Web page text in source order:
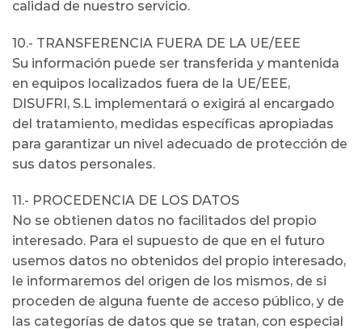
calidad de nuestro servicio.
10.- TRANSFERENCIA FUERA DE LA UE/EEE
Su información puede ser transferida y mantenida
en equipos localizados fuera de la UE/EEE,
DISUFRI, S.L implementará o exigirá al encargado
del tratamiento, medidas específicas apropiadas
para garantizar un nivel adecuado de protección de
sus datos personales.
11.- PROCEDENCIA DE LOS DATOS
No se obtienen datos no facilitados del propio
interesado. Para el supuesto de que en el futuro
usemos datos no obtenidos del propio interesado,
le informaremos del origen de los mismos, de si
proceden de alguna fuente de acceso público, y de
las categorías de datos que se tratan, con especial